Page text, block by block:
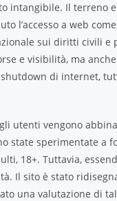
intangibile. Il terreno
l’accesso a web
sui diritti civili
e visibilità, ma
di internet,
utenti vengono
state sperimentate a
18+. Tuttavia,
Il sito è stato
una valutazione di